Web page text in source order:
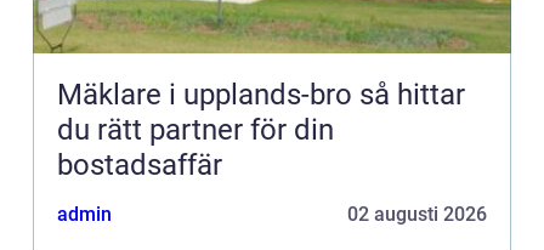
Mäklare i upplands-bro så hittar
du rätt partner för din
bostadsaffär
admin 02 augusti 2026